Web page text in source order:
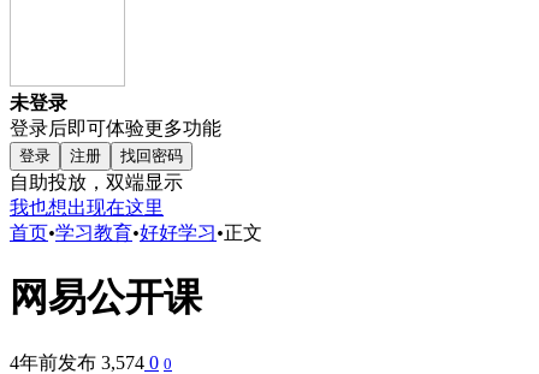
未登录
登录后即可体验更多功能
登录 注册 找回密码
自助投放，双端显示
我也想出现在这里
首页•学习教育•好好学习•正文
网易公开课
4年前发布 3,574 0 0